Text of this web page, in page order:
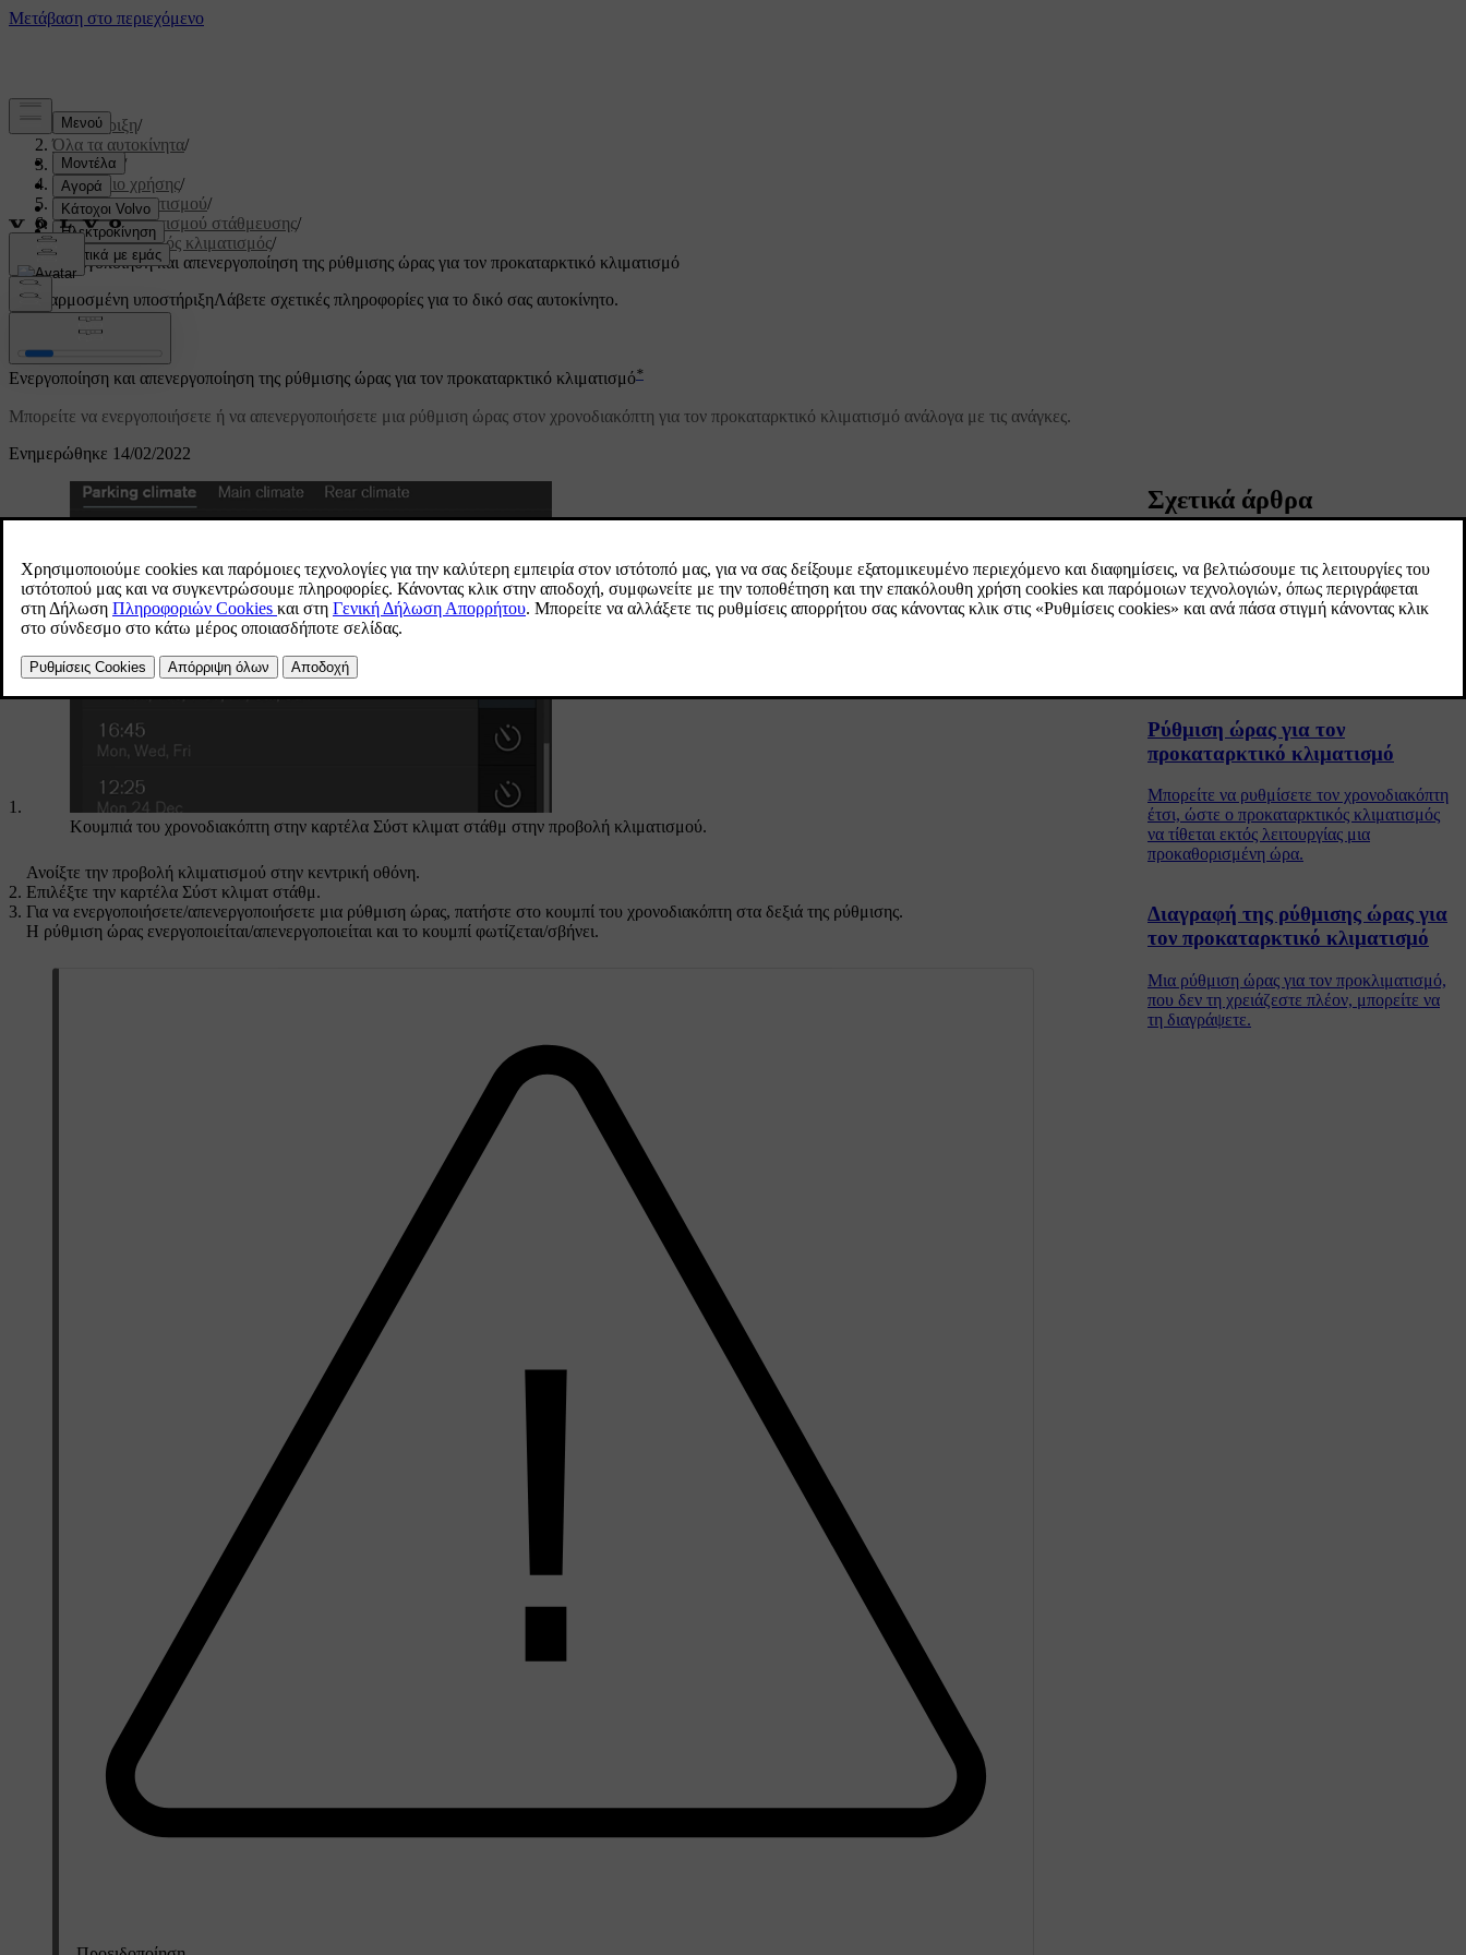
Υποστήριξη/
Όλα τα αυτοκίνητα/
V60 2022 /
Εγχειρίδιο χρήσης/
Σύστημα κλιματισμού/
Σύστημα κλιματισμού στάθμευσης/
Προκαταρκτικός κλιματισμός/
Ενεργοποίηση και απενεργοποίηση της ρύθμισης ώρας για τον προκαταρκτικό κλιματισμό
Προσαρμοσμένη υποστήριξηΛάβετε σχετικές πληροφορίες για το δικό σας αυτοκίνητο.
Ενημερώθηκε 14/02/2022
Ενεργοποίηση και απενεργοποίηση της ρύθμισης ώρας για τον προκαταρκτικό κλιματισμό*
Μπορείτε να ενεργοποιήσετε ή να απενεργοποιήσετε μια ρύθμιση ώρας στον χρονοδιακόπτη για τον προκαταρκτικό κλιματισμό ανάλογα με τις ανάγκες.
Κουμπιά του χρονοδιακόπτη στην καρτέλα Σύστ κλιματ στάθμ στην προβολή κλιματισμού.
Ανοίξτε την προβολή κλιματισμού στην κεντρική οθόνη.
Επιλέξτε την καρτέλα Σύστ κλιματ στάθμ.
Για να ενεργοποιήσετε/απενεργοποιήσετε μια ρύθμιση ώρας, πατήστε στο κουμπί του χρονοδιακόπτη στα δεξιά της ρύθμισης.
Η ρύθμιση ώρας ενεργοποιείται/απενεργοποιείται και το κουμπί φωτίζεται/σβήνει.
Σχετικά άρθρα
Προκαταρκτικός κλιματισμός
Ο προκαταρκτικός κλιματισμός είναι
Ρύθμιση ώρας για τον
προκαταρκτικό κλιματισμό
Μπορείτε να ρυθμίσετε τον χρονοδιακόπτη
έτσι, ώστε ο προκαταρκτικός κλιματισμός
να τίθεται εκτός λειτουργίας μια
προκαθορισμένη ώρα.
Διαγραφή της ρύθμισης ώρας για
τον προκαταρκτικό κλιματισμό
Μια ρύθμιση ώρας για τον προκλιματισμό,
που δεν τη χρειάζεστε πλέον, μπορείτε να
τη διαγράψετε.